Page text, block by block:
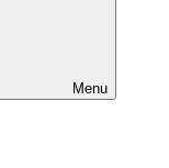
Menu